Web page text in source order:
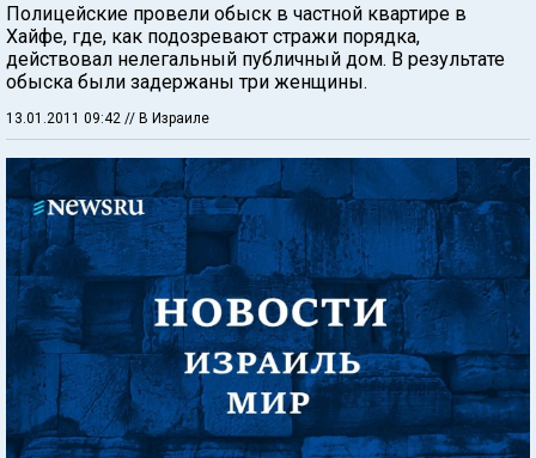
Полицейские провели обыск в частной квартире в
Хайфе, где, как подозревают стражи порядка,
действовал нелегальный публичный дом. В результате
обыска были задержаны три женщины.
13.01.2011 09:42 // В Израиле